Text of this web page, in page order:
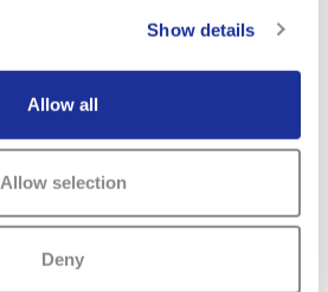
Show details
Allow all
Allow selection
Deny